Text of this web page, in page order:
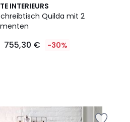
INTERIEURS
Quilda mit 2
755,30 € -30%